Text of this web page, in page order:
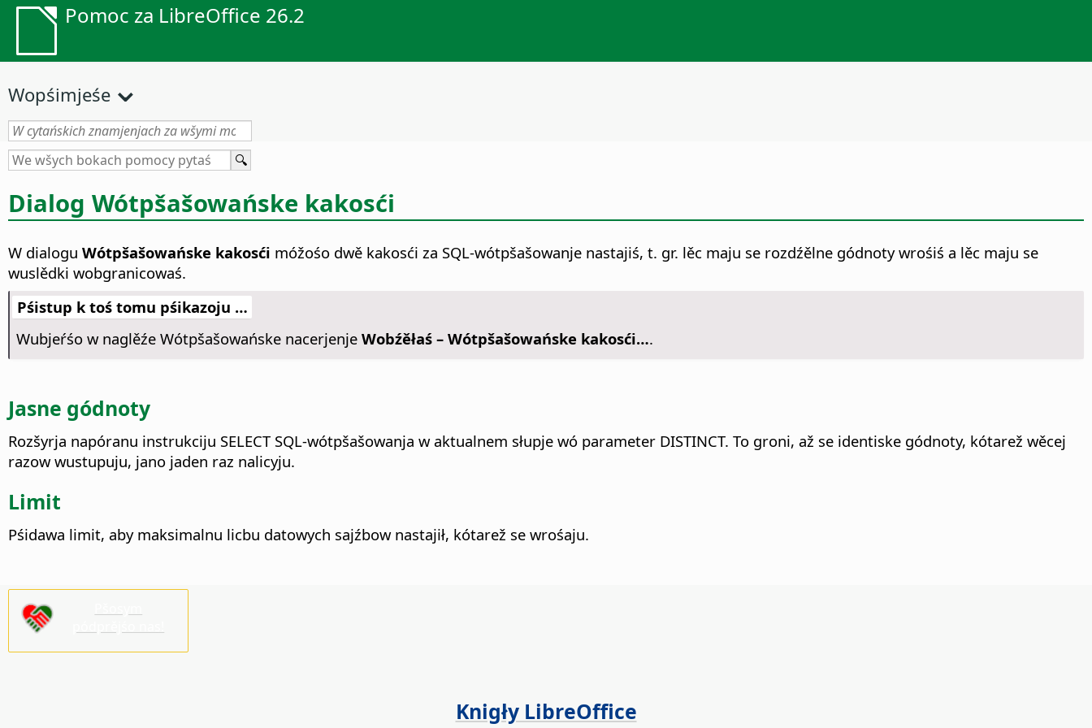
Pomoc za LibreOffice 26.2
Wopśimjeśe
Dialog Wótpšašowańske kakosći
W dialogu Wótpšašowańske kakosći móžośo dwě kakosći za SQL-wótpšašowanje nastajiś, t. gr. lěc maju se rozdźělne gódnoty wrośiś a lěc maju se
wuslědki wobgranicowaś.
Pśistup k toś tomu pśikazoju …
Wubjeŕśo w naglěźe Wótpšašowańske nacerjenje Wobźěłaś – Wótpšašowańske kakosći….
Jasne gódnoty
Rozšyrja napóranu instrukciju SELECT SQL-wótpšašowanja w aktualnem słupje wó parameter DISTINCT. To groni, až se identiske gódnoty, kótarež wěcej
razow wustupuju, jano jaden raz nalicyju.
Limit
Pśidawa limit, aby maksimalnu licbu datowych sajźbow nastajił, kótarež se wrośaju.
Knigły LibreOffice